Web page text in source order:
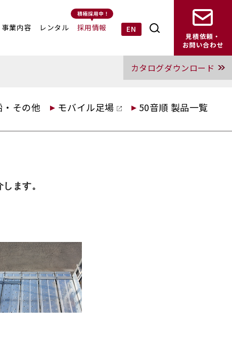
事業内容 レンタル 採用情報 EN
見積依頼・
お問い合わせ
カタログダウンロード
その他 モバイル足場 50音順 製品一覧
ます。